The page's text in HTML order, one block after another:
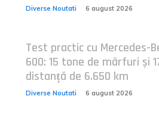
Diverse Noutati 6 august 2026
Test practic cu Mercedes-
600: 15 tone de mărfuri și
distanță de 6.650 km
Diverse Noutati 6 august 2026